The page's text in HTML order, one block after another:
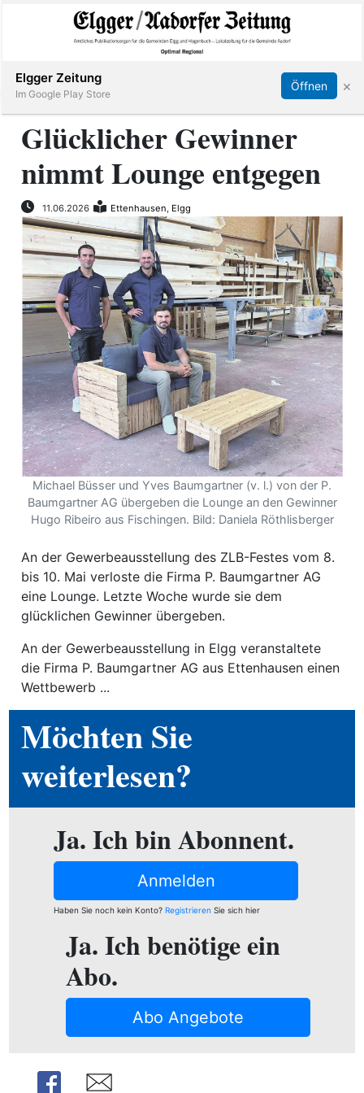
Elgg
Aadorf
Hagenbuch
E-
Paper
App
Region
Abonnieren Online Anmelden Anmelden
Glücklicher Gewinner
nimmt Lounge entgegen
11.06.2026 Ettenhausen, Elgg
Michael Büsser und Yves Baumgartner (v. l.) von der P.
Baumgartner AG übergeben die Lounge an den Gewinner
Hugo Ribeiro aus Fischingen. Bild: Daniela Röthlisberger
An der Gewerbeausstellung des ZLB-Festes vom 8.
bis 10. Mai verloste die Firma P. Baumgartner AG
eine Lounge. Letzte Woche wurde sie dem
glücklichen Gewinner übergeben.
An der Gewerbeausstellung in Elgg veranstaltete
die Firma P. Baumgartner AG aus Ettenhausen einen
Wettbewerb ...
Möchten Sie
weiterlesen?
Ja. Ich bin Abonnent.
Anmelden
Haben Sie noch kein Konto? RegistrierenSie sich hier
Ja. Ich benötige ein
Abo.
Abo Angebote
Share Share
Elgger Zeitung
Im Google Play Store
Öffnen ×